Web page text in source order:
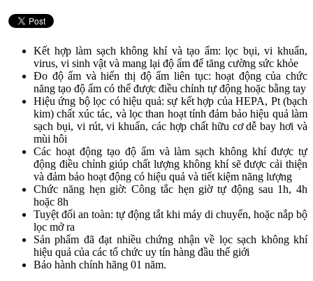
Kết hợp làm sạch không khí và tạo ẩm: lọc bụi, vi khuẩn,
virus, vi sinh vật và mang lại độ ẩm để tăng cường sức khỏe
Đo độ ẩm và hiển thị độ ẩm liên tục: hoạt động của chức
năng tạo độ ẩm có thể được điều chỉnh tự động hoặc bằng tay
Hiệu ứng bộ lọc có hiệu quả: sự kết hợp của HEPA, Pt (bạch
kim) chất xúc tác, và lọc than hoạt tính đảm bảo hiệu quả làm
sạch bụi, vi rút, vi khuẩn, các hợp chất hữu cơ dễ bay hơi và
mùi hôi
Các hoạt động tạo độ ẩm và làm sạch không khí được tự
động điều chỉnh giúp chất lượng không khí sẽ được cải thiện
và đảm bảo hoạt động có hiệu quả và tiết kiệm năng lượng
Chức năng hẹn giờ: Công tắc hẹn giờ tự động sau 1h, 4h
hoặc 8h
Tuyệt đối an toàn: tự động tắt khi máy di chuyển, hoặc nắp bộ
lọc mở ra
Sản phẩm đã đạt nhiều chứng nhận về lọc sạch không khí
hiệu quả của các tổ chức uy tín hàng đầu thế giới
Bảo hành chính hãng 01 năm.